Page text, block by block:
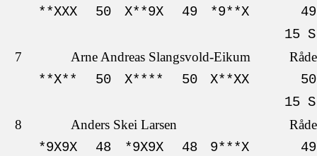
**XXX 50 X**9X 49 *9**X
49
15
7 Arne Andreas Slangsvold-Eikum Råde
**X** 50 X**** 50 X**XX
50
15
8 Anders Skei Larsen Råde
*9X9X 48 *9X9X 48 9***X
49